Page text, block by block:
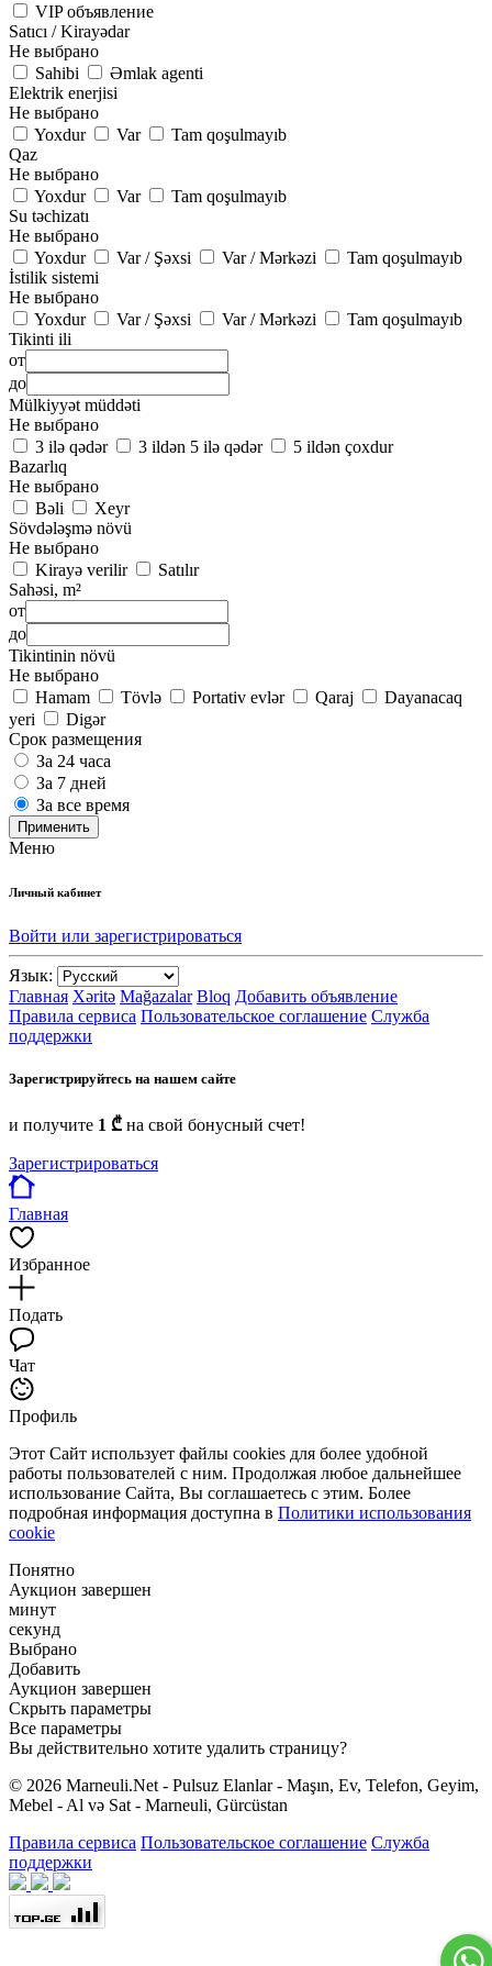
VIP объявление
Satıcı / Kirayədar
Не выбрано
Sahibi
Əmlak agenti
Elektrik enerjisi
Не выбрано
Yoxdur
Var
Tam qoşulmayıb
Qaz
Не выбрано
Yoxdur
Var
Tam qoşulmayıb
Su təchizatı
Не выбрано
Yoxdur
Var / Şəxsi Var / Mərkəzi
Tam qoşulmayıb
İstilik sistemi
Не выбрано
Yoxdur
Var / Şəxsi Var / Mərkəzi
Tam qoşulmayıb
Tikinti ili
от
до
Mülkiyyət müddəti
Не выбрано
3 ilə qədər
3 ildən 5 ilə qədər
5 ildən çoxdur
Bazarlıq
Не выбрано
Bəli
Xeyr
Sövdələşmə növü
Не выбрано
Kirayə verilir
Satılır
Sahəsi, m²
от
до
Tikintinin növü
Не выбрано
Hamam
Tövlə Portativ evlər Qaraj
Dayanacaq
yeri
Digər
Срок размещения
За 24 часа
За 7 дней
За все время
Применить
Меню
Личный кабинет
Войти или зарегистрироваться
Язык:
Главная Xəritə Mağazalar Bloq Добавить объявление
Правила сервиса Пользовательское соглашение Служба
поддержки
Зарегистрируйтесь на нашем сайте
и получите 1 ₾ на свой бонусный счет!
Зарегистрироваться
Главная
Избранное
Подать
Чат
Профиль
Этот Сайт использует файлы cookies для более удобной
работы пользователей с ним. Продолжая любое дальнейшее
использование Сайта, Вы соглашаетесь с этим. Более
подробная информация доступна в Политики использования
cookie
Понятно
Аукцион завершен
минут
секунд
Выбрано
Добавить
Аукцион завершен
Скрыть параметры
Все параметры
Вы действительно хотите удалить страницу?
© 2026 Marneuli.Net - Pulsuz Elanlar - Maşın, Ev, Telefon, Geyim,
Mebel - Al və Sat - Marneuli, Gürcüstan
Правила сервиса Пользовательское соглашение Служба
поддержки